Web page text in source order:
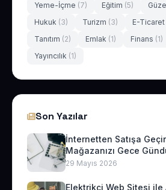
Yeme-İçme (7) Eğitim (5)
Hukuk (3) Turizm (3) E-Ticaret
Tanıtım (2) Emlak (1) Finans (1)
Yayıncılık (1)
Son Yazılar
İnternetten Satışa
Mağazanızı Gece
29 Mayıs 2026
Elektrikçi Web Sitesi ile